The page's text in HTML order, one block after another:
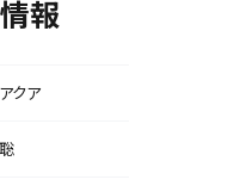
報
クア